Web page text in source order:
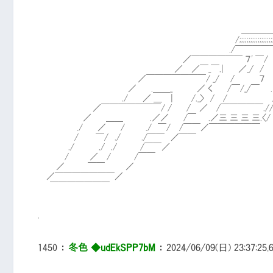
/
./￣￣￣￣￣￣
／￣￣￣￣￣￣ ７' ￣
／ ／￣_￣.| ／_/ /
／￣￣￣￣￣￣￣/ _/ / ７
／ .＿＿_ ／ く /￣/_/￣ .
./ ／ ＿ | /._〉 / /
／￣￣￣￣￣￣￣/ / / ／ /￣￣￣￣￣.//
／ ＿＿ .／／ /￣ .／三 三 三 三.〈/
./ ／ / ./ ￣/ /￣￣／￣￣￣￣￣￣
/ ￣/ ./ ./￣￣ ／￣￣
./ ./ ./ /￣￣／
/ ／ / /￣￣
／ ￣￣ ／
／￣￣￣￣￣￣￣／
1450 ： 冬色 ◆udEkSPP7bM ： 2024/06/09(日)